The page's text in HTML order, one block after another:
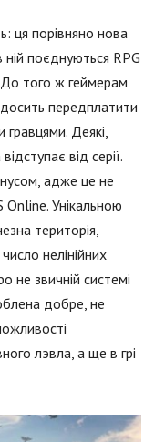
ця порівняно нова
поєднуються RPG
До того ж геймерам
передплатити
Деякі,
від серії.
адже це не
Унікальною
територія,
нелінійних
не звичній системі
добре, не
лэвла, а ще в грі